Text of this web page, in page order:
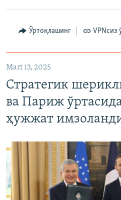
Ўртоқлашинг VPNсиз
Mart 13, 2025
Стратегик
ва Париж
ҳужжат